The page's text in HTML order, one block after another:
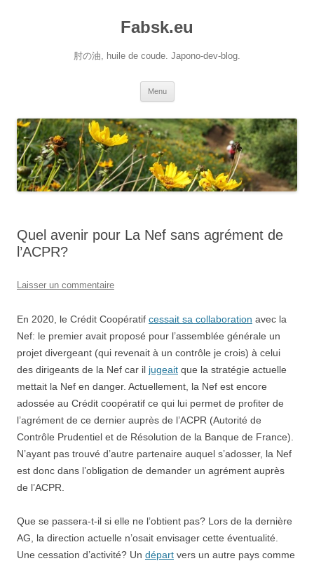
Fabsk.eu
肘の油, huile de coude. Japono-dev-blog.
Menu
Quel avenir pour La Nef sans agrément de
l’ACPR?
Laisser un commentaire
En 2020, le Crédit Coopératif cessait sa collaboration avec la
Nef: le premier avait proposé pour l’assemblée générale un
projet divergeant (qui revenait à un contrôle je crois) à celui
des dirigeants de la Nef car il jugeait que la stratégie actuelle
mettait la Nef en danger. Actuellement, la Nef est encore
adossée au Crédit coopératif ce qui lui permet de profiter de
l’agrément de ce dernier auprès de l’ACPR (Autorité de
Contrôle Prudentiel et de Résolution de la Banque de France).
N’ayant pas trouvé d’autre partenaire auquel s’adosser, la Nef
est donc dans l’obligation de demander un agrément auprès
de l’ACPR.
Que se passera-t-il si elle ne l’obtient pas? Lors de la dernière
AG, la direction actuelle n’osait envisager cette éventualité.
Une cessation d’activité? Un départ vers un autre pays comme